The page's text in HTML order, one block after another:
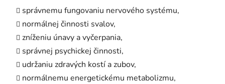
správnemu fungovaniu nervového systému,
normálnej činnosti svalov,
zníženiu únavy a vyčerpania,
správnej psychickej činnosti,
udržaniu zdravých kostí a zubov,
normálnemu energetickému metabolizmu,